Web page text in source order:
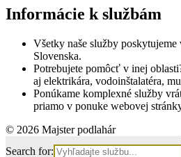
Informácie k službám
Všetky naše služby poskytujeme
Slovenska.
Potrebujete pomôcť v inej
aj elektrikára, vodoinštalatéra,
Ponúkame komplexné služby
priamo v ponuke webovej
© 2026 Majster podlahár
Search for: